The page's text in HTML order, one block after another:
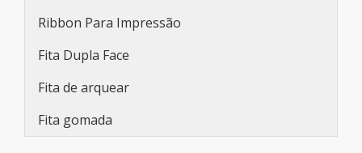
Ribbon Para Impressão
Fita Dupla Face
Fita de arquear
Fita gomada